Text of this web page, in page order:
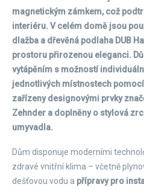
magnetickým zámkem, což
interiéru. V celém domě jsou
dlažba a dřevěná podlaha DUB
prostoru přirozenou eleganci.
vytápěním s možností
jednotlivých místnostech
zařízeny designovými prvky
Zehnder a doplněny o stylová
umyvadla.
Dům disponuje moderními
zdravé vnitřní klima – včetně
dešťovou vodu a přípravy pro